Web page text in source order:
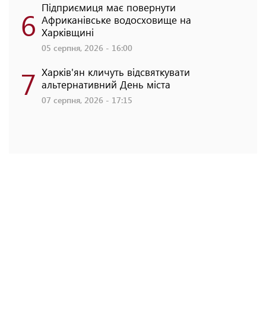
6 Підприємиця має повернути
Африканівське водосховище на
Харківщині
05 серпня, 2026 - 16:00
7 Харків'ян кличуть відсвяткувати
альтернативний День міста
07 серпня, 2026 - 17:15